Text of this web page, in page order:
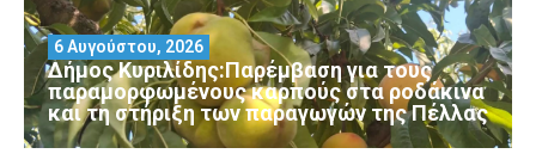
Δήμος Κυριλίδης:Παρέμβαση για τους
παραμορφωμένους καρπούς στα ροδάκινα
και τη στήριξη των παραγωγών της Πέλλας
6 Αυγούστου, 2026